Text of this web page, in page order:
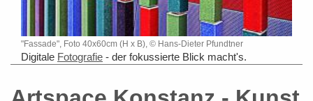
"Fassade", Foto 40x60cm (H x B), © Hans-Dieter Pfundtner
Digitale Fotografie - der fokussierte Blick macht's.